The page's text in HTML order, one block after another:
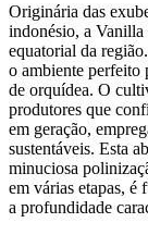
Originária das
indonésio, a
equatorial da
o ambiente perfeito
de orquídea. O
produtores que
em geração,
sustentáveis. Esta
minuciosa
em várias etapas, é
a profundidade